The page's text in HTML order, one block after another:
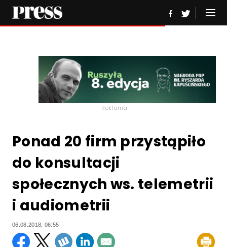
Reklama
Ponad 20 firm przystąpiło
do konsultacji
społecznych ws. telemetrii
i audiometrii
06.08.2018, 06:55